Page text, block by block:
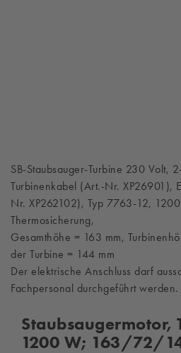
SB-Staubsauger-Turbine 230 Volt,
Turbinenkabel (Art.-Nr. XP26901),
Nr. XP262102), Typ 7763-12,
Thermosicherung,
Gesamthöhe = 163 mm,
der Turbine = 144 mm
Der elektrische Anschluss darf
Fachpersonal durchgeführt werden.
Staubsaugermotor,
1200 W; 163/72/